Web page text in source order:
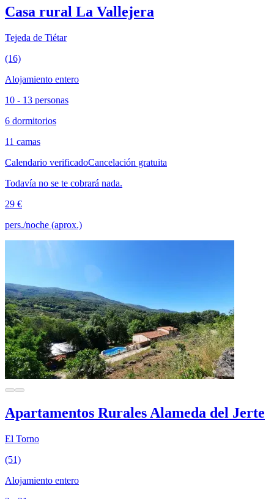
Casa rural La Vallejera
Tejeda de Tiétar
(16)
Alojamiento entero
10 - 13 personas
6 dormitorios
11 camas
Calendario verificadoCancelación gratuita
Todavía no se te cobrará nada.
29 €
pers./noche (aprox.)
Apartamentos Rurales Alameda del Jerte
El Torno
(51)
Alojamiento entero